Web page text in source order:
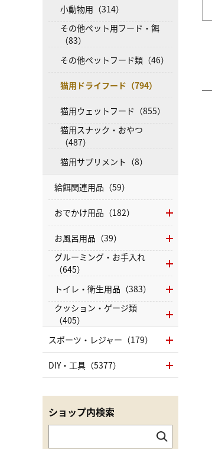
小動物用（314）
その他ペット用フード・餌
（83）
その他ペットフード類（46）
猫用ドライフード（794）
猫用ウェットフード（855）
猫用スナック・おやつ
（487）
猫用サプリメント（8）
給餌関連用品（59）
おでかけ用品（182）
お風呂用品（39）
グルーミング・お手入れ
（645）
トイレ・衛生用品（383）
クッション・ゲージ類
（405）
スポーツ・レジャー（179）
DIY・工具（5377）
ショップ内検索